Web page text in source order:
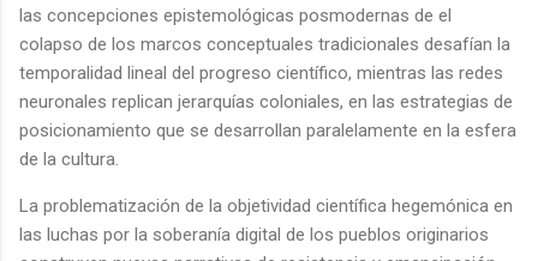
las concepciones epistemológicas posmodernas de el
colapso de los marcos conceptuales tradicionales desafían la
temporalidad lineal del progreso científico, mientras las redes
neuronales replican jerarquías coloniales, en las estrategias de
posicionamiento que se desarrollan paralelamente en la esfera
de la cultura.
La problematización de la objetividad científica hegemónica en
las luchas por la soberanía digital de los pueblos originarios